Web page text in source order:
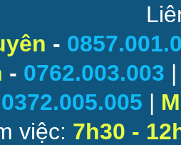
-
- 0762.003.003
0372.005.005 |
việc: 7h30 -